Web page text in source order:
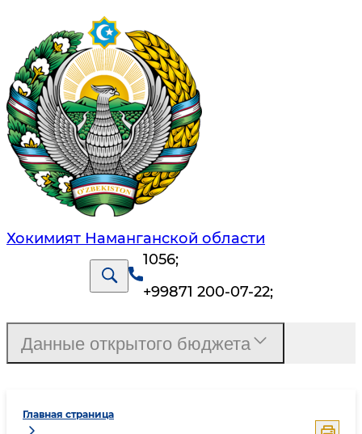
Хокимият Наманганской области
1056;
+99871 200-07-22;
Главная страница
Данные открытого бюджета